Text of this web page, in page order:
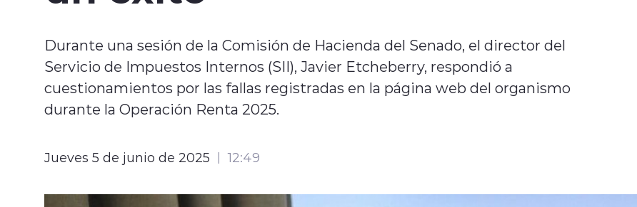
Durante una sesión de la Comisión de Hacienda del Senado, el director del
Servicio de Impuestos Internos (SII), Javier Etcheberry, respondió a
cuestionamientos por las fallas registradas en la página web del organismo
durante la Operación Renta 2025.
Jueves 5 de junio de 2025 12:49